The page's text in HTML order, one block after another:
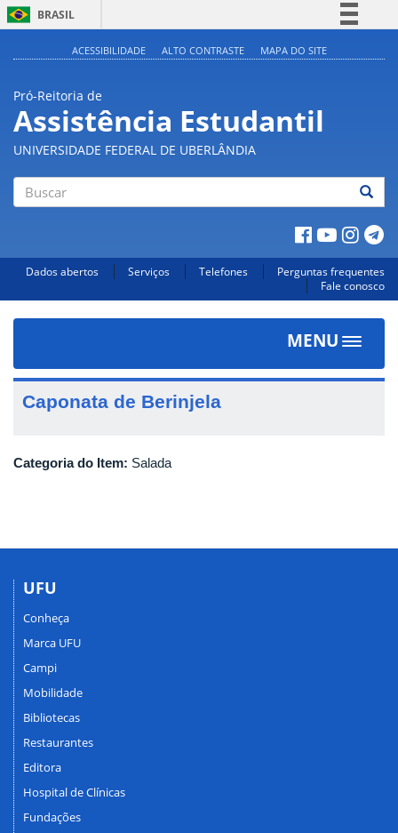
BRASIL
Acesso à informação
Legislação
Canais
ACESSIBILIDADE ALTO CONTRASTE MAPA DO SITE
Pró-Reitoria de
Assistência Estudantil
UNIVERSIDADE FEDERAL DE UBERLÂNDIA
Dados abertos Serviços Telefones
Perguntas frequentes
Fale conosco
MENU
Toggle
Caponata de Berinjela
Categoria do Item: Salada
UFU
Conheça
Marca UFU
Campi
Mobilidade
Bibliotecas
Restaurantes
Editora
Hospital de Clínicas
Fundações